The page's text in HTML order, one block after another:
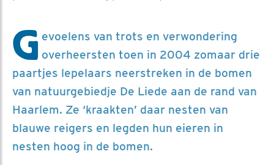
G evoelens van trots en verwondering
overheersten toen in 2004 zomaar drie
paartjes lepelaars neerstreken in de bomen
van natuurgebiedje De Liede aan de rand van
Haarlem. Ze ‘kraakten’ daar nesten van
blauwe reigers en legden hun eieren in
nesten hoog in de bomen.